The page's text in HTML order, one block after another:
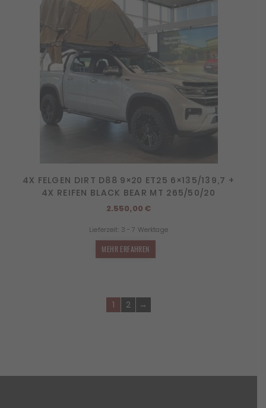
4X FELGEN DIRT D88 9×20 ET25 6×135/139,7 +
4X REIFEN BLACK BEAR MT 265/50/20
2.550,00€
Lieferzeit: 3 - 7 Werktage
MEHR ERFAHREN
1 2 →